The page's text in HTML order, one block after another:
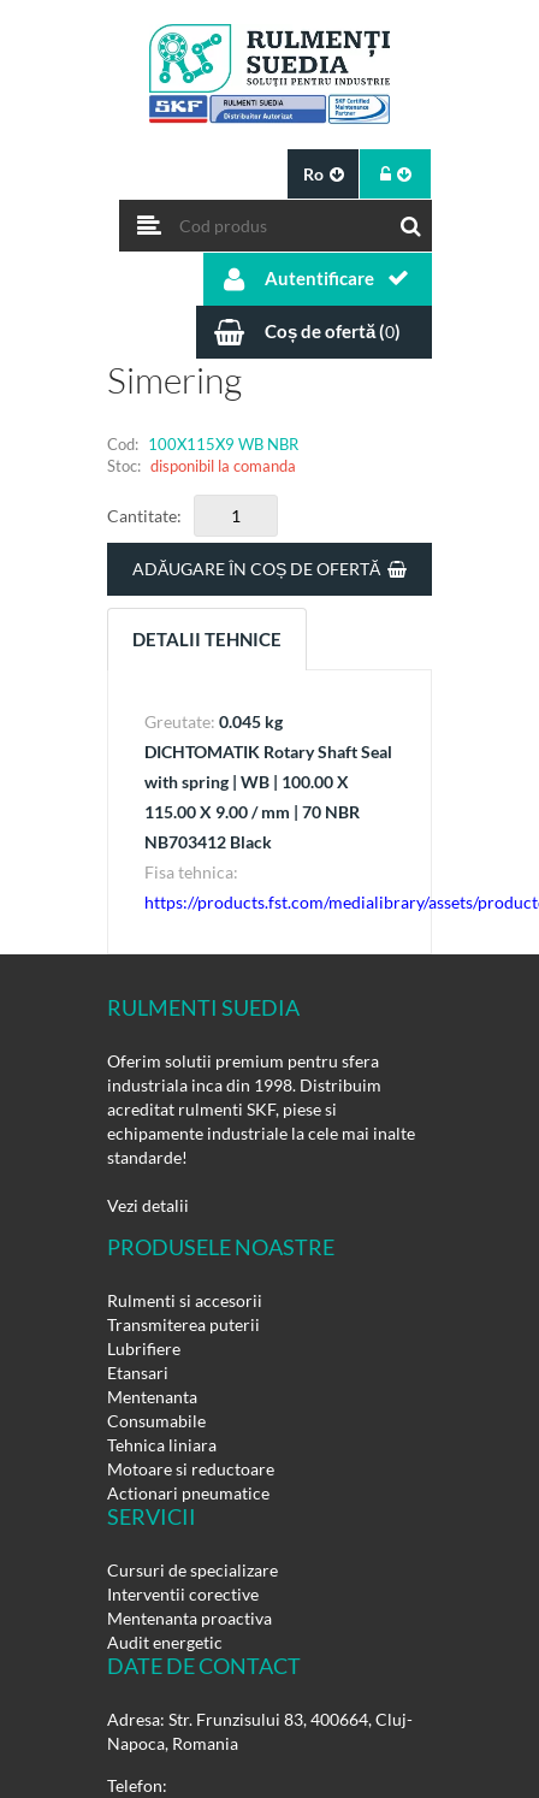
Ro
Autentificare
Coș de ofertă (0)
Simering
Cod: 100X115X9 WB NBR
Stoc: disponibil la comanda
Cantitate:
DETALII TEHNICE
Greutate: 0.045 kg
DICHTOMATIK Rotary Shaft Seal
with spring | WB | 100.00 X
115.00 X 9.00 / mm | 70 NBR
NB703412 Black
Fisa tehnica:
https://products.fst.com/medialibrary/assets/
RULMENTI SUEDIA
Oferim solutii premium pentru sfera
industriala inca din 1998. Distribuim
acreditat rulmenti SKF, piese si
echipamente industriale la cele mai inalte
standarde!
Vezi detalii
PRODUSELE NOASTRE
Rulmenti si accesorii
Transmiterea puterii
Lubrifiere
Etansari
Mentenanta
Consumabile
Tehnica liniara
Motoare si reductoare
Actionari pneumatice
SERVICII
Cursuri de specializare
Interventii corective
Mentenanta proactiva
Audit energetic
DATE DE CONTACT
Adresa: Str. Frunzisului 83, 400664, Cluj-
Napoca, Romania
Telefon: